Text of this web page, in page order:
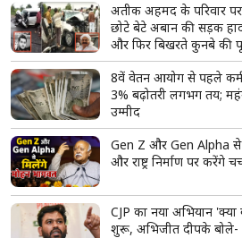
अतीक अहमद के परिवार
छोटे बेटे अबान की सड़क
और फिर बिखरते कुनबे की
8वें वेतन आयोग से पहले
3% बढ़ोतरी लगभग तय;
उम्मीद
Gen Z और Gen Alpha से
और राष्ट्र निर्माण पर करेंगे
CJP का नया अभियान
शुरू, अभिजीत दीपके